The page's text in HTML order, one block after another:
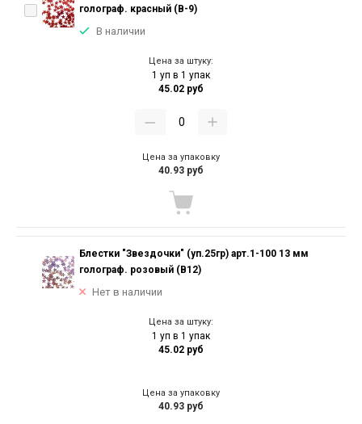
голограф. красный (В-9)
В наличии
Цена за штуку:
1 уп в 1 упак
45.02 руб
Цена за упаковку
40.93 руб
Блестки "Звездочки" (уп.25гр) арт.1-100 13 мм
голограф. розовый (В12)
Нет в наличии
Цена за штуку:
1 уп в 1 упак
45.02 руб
Цена за упаковку
40.93 руб